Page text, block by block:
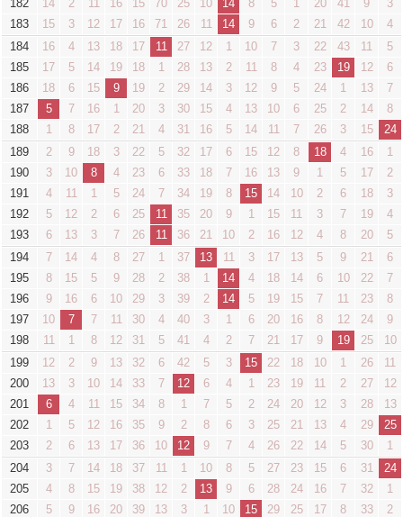
182 14 2 11 16 15 70 25 10 14 8 5 1 20 41 9
3
183
15 3 12 17 16 71 26 11 14 9 6 2 21 42 10
4
184
16 4 13 18 17 11 27 12 1 10 7 3 22 43 11
5
185
17 5 14 19 18 1 28 13 2 11 8 4 23 19 12
6
186
18 6 15 9 19 2 29 14 3 12 9 5 24 1 13
7
187
5 7 16 1 20 3 30 15 4 13 10 6 25 2 14
8
188
1 8 17 2 21 4 31 16 5 14 11 7 26 3 15
24
189
2 9 18 3 22 5 32 17 6 15 12 8 18 4 16
1
190
3 10 8 4 23 6 33 18 7 16 13 9 1 5 17
2
191
4 11 1 5 24 7 34 19 8 15 14 10 2 6 18
3
192
5 12 2 6 25 11 35 20 9 1 15 11 3 7 19
4
193
6 13 3 7 26 11 36 21 10 2 16 12 4 8 20
5
194
7 14 4 8 27 1 37 13 11 3 17 13 5 9 21
6
195
8 15 5 9 28 2 38 1 14 4 18 14 6 10 22
7
196
9 16 6 10 29 3 39 2 14 5 19 15 7 11 23
8
197
10 7 7 11 30 4 40 3 1 6 20 16 8 12 24
9
198
11 1 8 12 31 5 41 4 2 7 21 17 9 19 25
10
199
12 2 9 13 32 6 42 5 3 15 22 18 10 1 26
11
200
13 3 10 14 33 7 12 6 4 1 23 19 11 2 27
12
201
6 4 11 15 34 8 1 7 5 2 24 20 12 3 28
13
202
1 5 12 16 35 9 2 8 6 3 25 21 13 4 29
25
203
2 6 13 17 36 10 12 9 7 4 26 22 14 5 30
1
204
3 7 14 18 37 11 1 10 8 5 27 23 15 6 31
24
205
4 8 15 19 38 12 2 13 9 6 28 24 16 7 32
1
206
5 9 16 20 39 13 3 1 10 15 29 25 17 8 33
2